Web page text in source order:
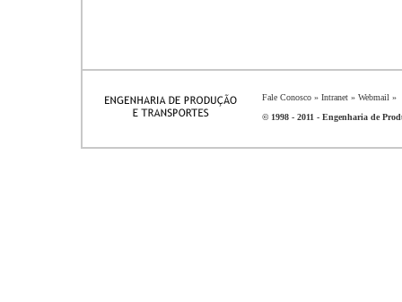
Fale Conosco » Intranet » Webmail »
© 1998 - 2011 - Engenharia de